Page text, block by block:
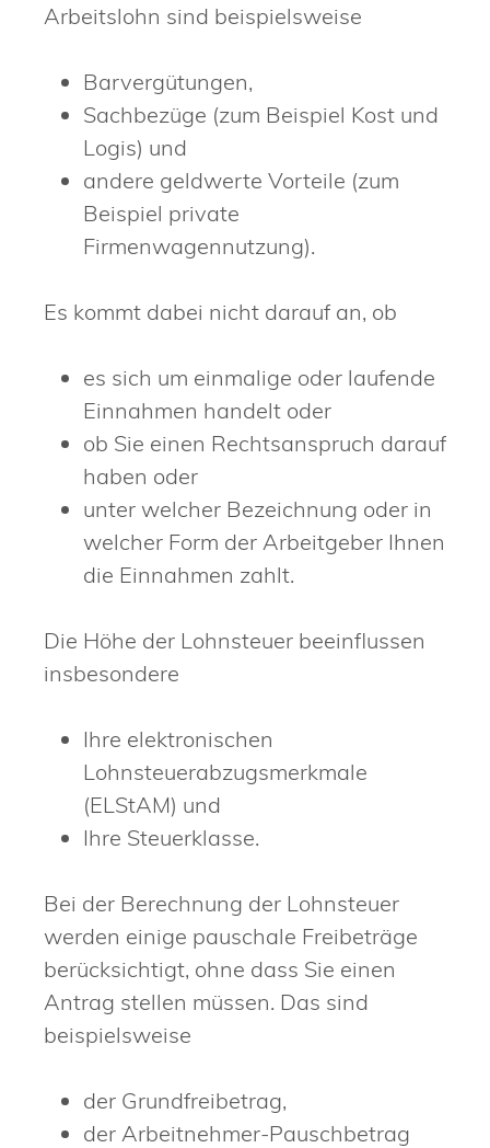
Arbeitslohn sind beispielsweise
Barvergütungen,
Sachbezüge (zum Beispiel Kost und
Logis) und
andere geldwerte Vorteile (zum
Beispiel private
Firmenwagennutzung).
Es kommt dabei nicht darauf an, ob
es sich um einmalige oder laufende
Einnahmen handelt oder
ob Sie einen Rechtsanspruch darauf
haben oder
unter welcher Bezeichnung oder in
welcher Form der Arbeitgeber Ihnen
die Einnahmen zahlt.
Die Höhe der Lohnsteuer beeinflussen
insbesondere
Ihre elektronischen
Lohnsteuerabzugsmerkmale
(ELStAM) und
Ihre Steuerklasse.
Bei der Berechnung der Lohnsteuer
werden einige pauschale Freibeträge
berücksichtigt, ohne dass Sie einen
Antrag stellen müssen. Das sind
beispielsweise
der Grundfreibetrag,
der Arbeitnehmer-Pauschbetrag